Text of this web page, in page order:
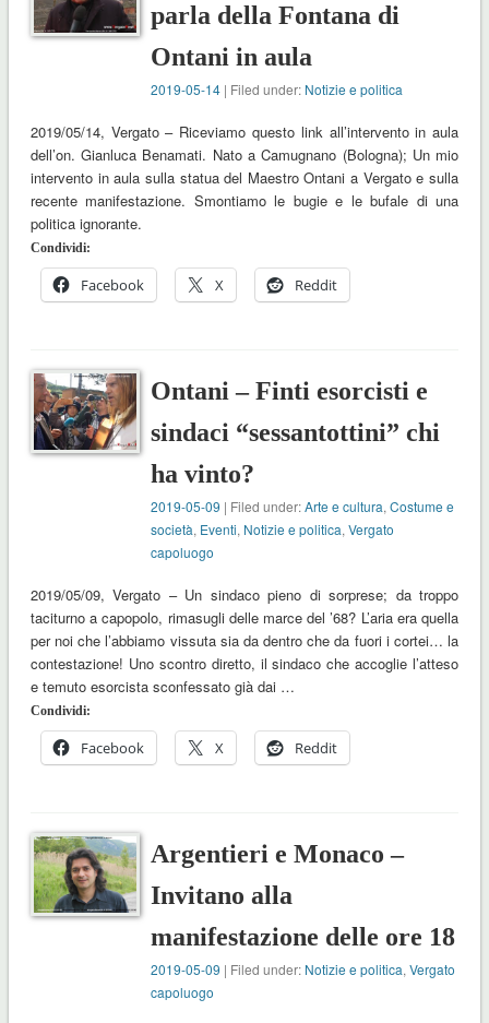
parla della Fontana di
Ontani in aula
2019-05-14 | Filed under: Notizie e politica
2019/05/14, Vergato – Riceviamo questo link all’intervento in aula
dell’on. Gianluca Benamati. Nato a Camugnano (Bologna); Un mio
intervento in aula sulla statua del Maestro Ontani a Vergato e sulla
recente manifestazione. Smontiamo le bugie e le bufale di una
politica ignorante.
Condividi:
Facebook X Reddit
Ontani – Finti esorcisti e
sindaci “sessantottini” chi
ha vinto?
2019-05-09 | Filed under:Arte e cultura,Costume e
società, Eventi, Notizie e politica,Vergato
capoluogo
2019/05/09, Vergato – Un sindaco pieno di sorprese; da troppo
taciturno a capopolo, rimasugli delle marce del ’68? L’aria era quella
per noi che l’abbiamo vissuta sia da dentro che da fuori i cortei… la
contestazione! Uno scontro diretto, il sindaco che accoglie l’atteso
e temuto esorcista sconfessato già dai …
Condividi:
Facebook X Reddit
Argentieri e Monaco –
Invitano alla
manifestazione delle ore 18
2019-05-09 | Filed under: Notizie e politica,Vergato
capoluogo